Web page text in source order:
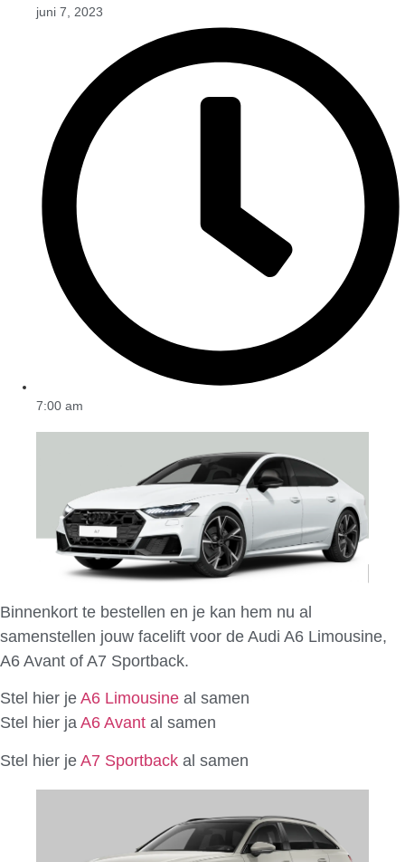
juni 7, 2023
7:00 am
Binnenkort te bestellen en je kan hem nu al
samenstellen jouw facelift voor de Audi A6 Limousine,
A6 Avant of A7 Sportback.
Stel hier je A6 Limousine al samen
Stel hier ja A6 Avant al samen
Stel hier je A7 Sportback al samen